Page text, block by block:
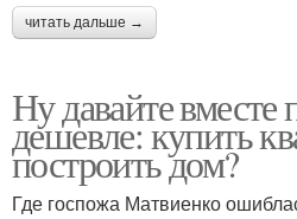
читать дальше →
Ну давайте вместе
дешевле: купить
построить дом?
Где госпожа Матвиенко